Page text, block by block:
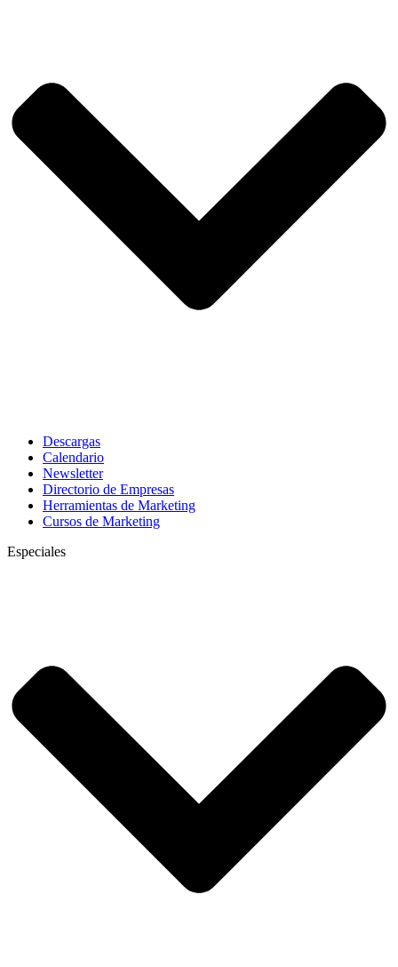
Descargas
Calendario
Newsletter
Directorio de Empresas
Herramientas de Marketing
Cursos de Marketing
Especiales